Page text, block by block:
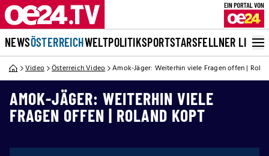
NEWSÖSTERREICHWELTPOLITIKSPORTSTARSFELLNER LIVE
Video Österreich Video Amok-Jäger: Weiterhin viele Fragen offen |
AMOK-JÄGER: WEITERHIN VIELE
FRAGEN OFFEN | ROLAND KOPT